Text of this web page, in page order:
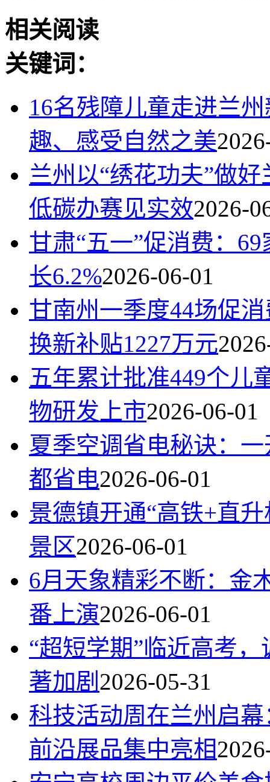
相关阅读
关键词：
16名残障儿童走进兰
趣、感受自然之美
兰州以“绣花功夫”做
低碳办赛见实效2026-
甘肃“五一”促消费：
长6.2%2026-06-01
甘南州一季度44场促
换新补贴1227万元
五年累计批准449个儿
物研发上市2026-06-01
夏季空调省电秘诀：
都省电2026-06-01
景德镇开通“高铁+直
景区2026-06-01
6月天象精彩不断：金
番上演2026-06-01
“超短学期”临近高考
著加剧 2026-05-31
科技活动周在兰州启
前沿展品集中亮相